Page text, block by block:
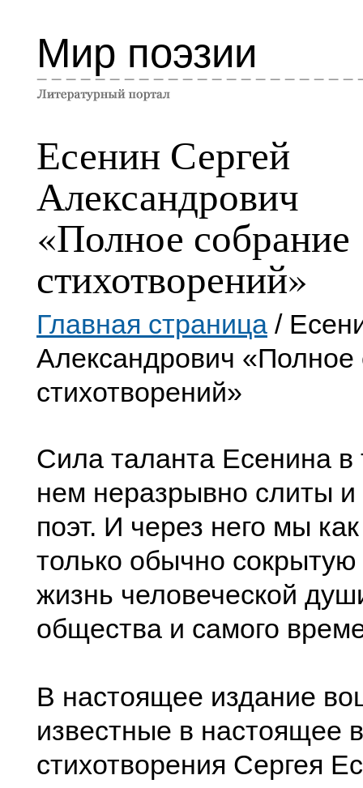
Мир поэзии
Есенин Сергей
Александрович
«Полное собрание
стихотворений»
Главная страница /
Александрович «Полное
стихотворений»
Сила таланта Есенина в
нем неразрывно слиты и
поэт. И через него мы
только обычно сокрытую
жизнь человеческой
общества и самого
В настоящее издание
известные в настоящее
стихотворения Сергея